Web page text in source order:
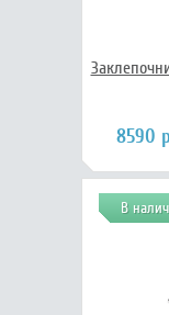
8590
В